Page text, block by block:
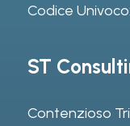
Codice
ST
Contenzioso